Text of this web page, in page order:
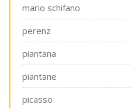
mario schifano
perenz
piantana
piantane
picasso